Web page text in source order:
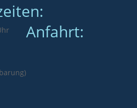
Anfahrt: